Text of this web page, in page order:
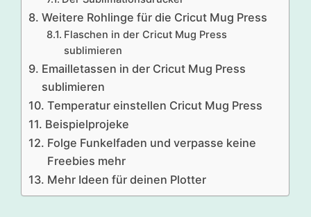
Weitere Rohlinge für die Cricut Mug Press
Flaschen in der Cricut Mug Press
sublimieren
Emailletassen in der Cricut Mug Press
sublimieren
Temperatur einstellen Cricut Mug Press
Beispielprojeke
Folge Funkelfaden und verpasse keine
Freebies mehr
Mehr Ideen für deinen Plotter